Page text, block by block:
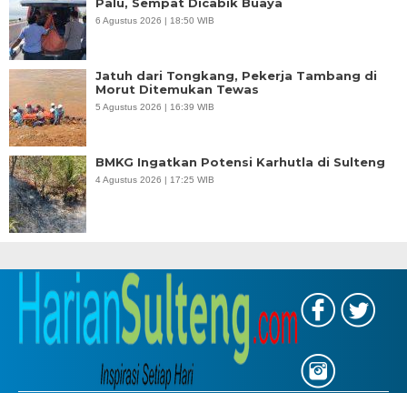
6 Agustus 2026 | 18:50 WIB
Jatuh dari Tongkang, Pekerja Tambang di
Morut Ditemukan Tewas
5 Agustus 2026 | 16:39 WIB
BMKG Ingatkan Potensi Karhutla di Sulteng
4 Agustus 2026 | 17:25 WIB